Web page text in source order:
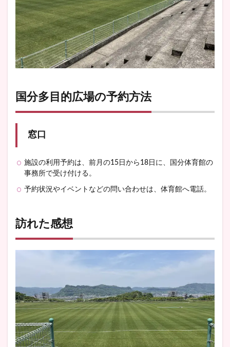
国分多目的広場の予約方法
窓口
施設の利用予約は、前月の15日から18日に、国分体育館の
事務所で受け付ける。
予約状況やイベントなどの問い合わせは、体育館へ電話。
訪れた感想